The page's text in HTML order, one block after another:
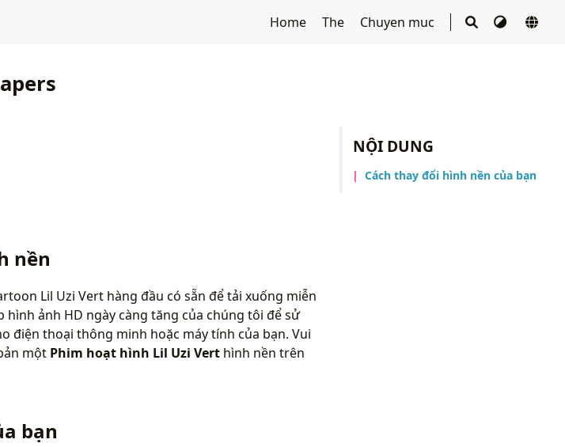
Home The Chuyen muc
NỘI DUNG
Cách thay đổi hình nền của bạn
nền
Lil Uzi Vert hàng đầu có sẵn để tải xuống miễn
ảnh HD ngày càng tăng của chúng tôi để sử
điện thoại thông minh hoặc máy tính của bạn. Vui
một Phim hoạt hình Lil Uzi Verthình nền trên
bạn